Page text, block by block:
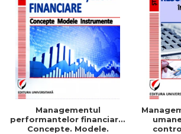
Managementul
performantelor financiare.
Concepte. Modele.